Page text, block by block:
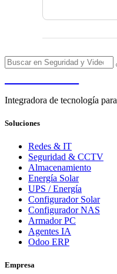
Integradora de tecnología
Soluciones
Redes & IT
Seguridad & CCTV
Almacenamiento
Energía Solar
UPS / Energía
Configurador Solar
Configurador NAS
Armador PC
Agentes IA
Odoo ERP
Empresa